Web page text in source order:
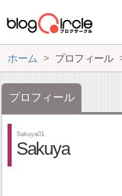
ホーム プロフィール
プロフィール
Sakuya01
Sakuya